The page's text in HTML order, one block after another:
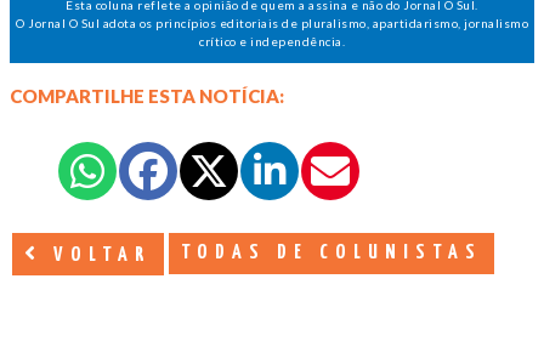
Esta coluna reflete a opinião de quem a assina e não do Jornal O Sul.
O Jornal O Sul adota os princípios editoriais de pluralismo, apartidarismo, jornalismo
crítico e independência.
COMPARTILHE ESTA NOTÍCIA:
VOLTAR TODAS DE COLUNISTAS